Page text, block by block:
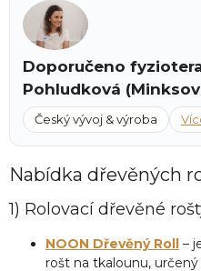
Doporučeno
Pohludková
Český vývoj & výroba
Nabídka dřevěných
1) Rolovací dřevěné
NOON Dřevěný Roll –
rošt na tkalounu,